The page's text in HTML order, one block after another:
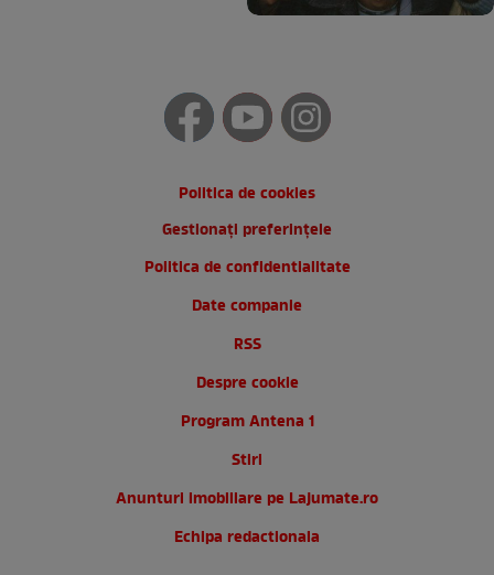
Politica de cookies
Gestionați preferințele
Politica de confidentialitate
Date companie
RSS
Despre cookie
Program Antena 1
Stiri
Anunturi imobiliare pe Lajumate.ro
Echipa redactionala